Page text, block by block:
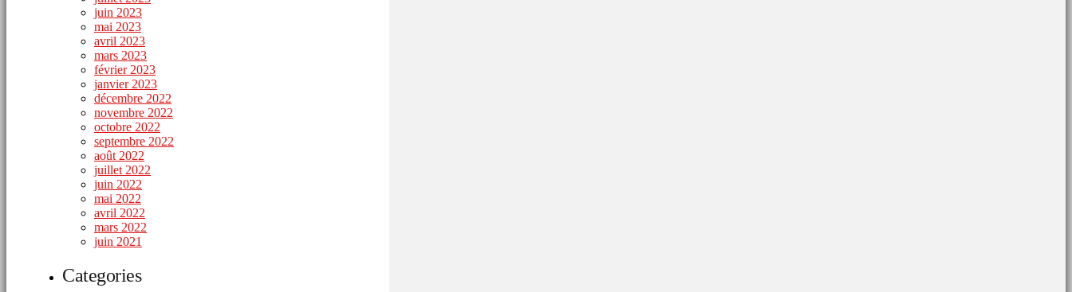
juin 2023
mai 2023
avril 2023
mars 2023
février 2023
janvier 2023
décembre 2022
novembre 2022
octobre 2022
septembre 2022
août 2022
juillet 2022
juin 2022
mai 2022
avril 2022
mars 2022
juin 2021
Categories